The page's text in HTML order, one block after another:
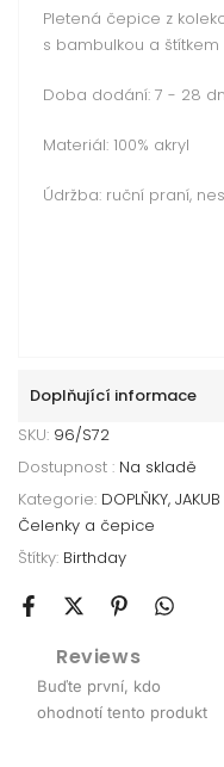
Pletená čepice z
s bambulkou a štítkem
Doba dodání: 7 - 28
Materiál: 100% akryl
Údržba: ruční praní,
Doplňující informace
SKU: 96/S72
Dostupnost : Na skladě
Kategorie: DOPLŇKY JAKUB
Čelenky a čepice
Štítky: Birthday
Reviews
Buďte první, kdo
ohodnotí tento produkt